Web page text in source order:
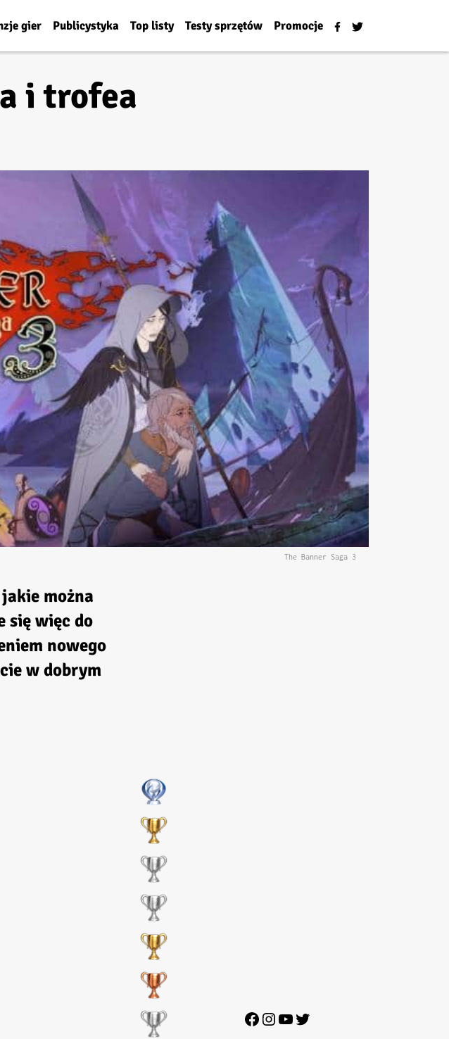
gier Publicystyka Top listy Testy sprzętów Promocje
i trofea
The Banner Saga 3
można
się więc do
nowego
w dobrym
Facebook
Instagram
YouTube
Twitter